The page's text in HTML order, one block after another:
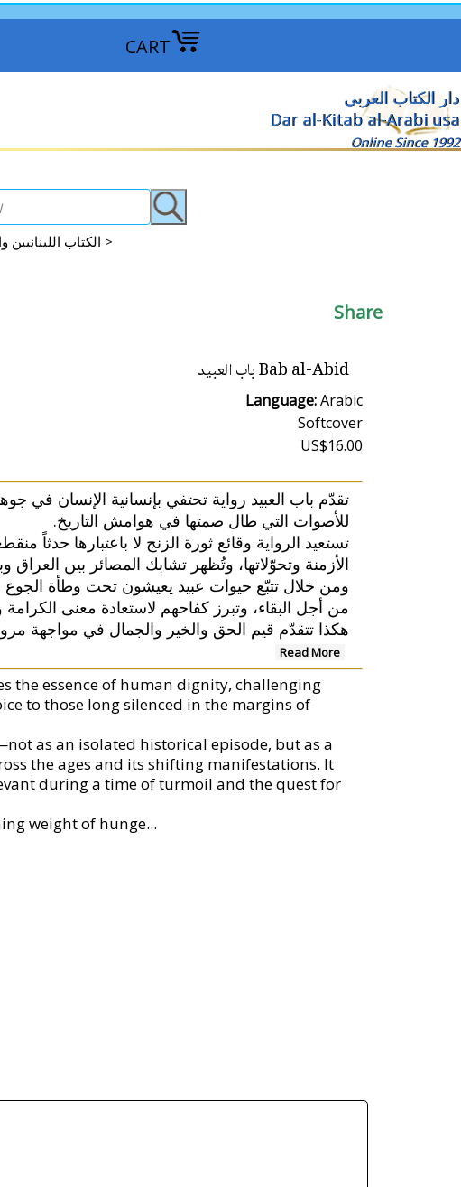
CART
دار الكتاب العربي
Dar al-Kitab al-Arabi usa
Online Since 1992
Arabic Fiction: Lebanon & Syria الكتاب اللبنانيين والسوريين المختارة >
Share
Bab al-Abid باب العبيد
Language:Arabic
Softcover
US$16.00
تقدّم باب العبيد رواية تحتفي بإنسانية الإنسان في
للأصوات التي طال صمتها في هوامش التاريخ.
تستعيد الرواية وقائع ثورة الزنج لا باعتبارها حدثاً
الأزمنة وتحوّلاتها، وتُظهر تشابك المصائر بين
ومن خلال تتبّع حيوات عبيد يعيشون تحت وطأة الجوع
من أجل البقاء، وتبرز كفاحهم لاستعادة معنى
هكذا تتقدّم قيم الحق والخير والجمال في مواجهة
Read More
the essence of human dignity, challenging
to those long silenced in the margins of
as an isolated historical episode, but as a
the ages and its shifting manifestations. It
during a time of turmoil and the quest for
weight of hunge...